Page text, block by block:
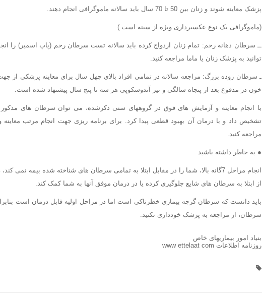
پزشک معاینه شوند و زنان بین 50 تا 70 سال باید سالانه ماموگرافی انجام دهند.
(ماموگرافی یک نوع عکسبرداری ویژه از سینه است.)
ــ سرطان دهانه رحم: تمام زنان ازدواج کرده باید سالانه تست سرطان رحم (پاپ اسمیر) را
توانید به پزشک زنان یا ماما مراجعه کنید.
ـ سرطان روده بزرگ: مراجعه سالانه در تمامی افراد بالای چهل سال برای معاینه پزشکی از
خون در مدفوع بعد از پنجاه سالگی و نیز آندوسکوپی هر سه تا پنج سال پیشنهاد شده است.
با انجام معاینه و آزمایش های فوق در گروههای سنی ذکرشده، می توان سرطان های مذکور
تشخیص داد و با درمان آن بهبود قطعی پیدا کرد. برای برنامه ریزی جهت انجام مرتب
مراجعه کنید.
● به خاطر داشته باشید
انجام مراحل 7گانه بالا، شما را در مقابل ابتلا به تمامی سرطان های شناخته شده بیمه نمی
از ابتلا به سرطان های شایع جلوگیری کرده یا در درمان موفق آنها به شما کمک کند.
باید دانست که سرطان گرچه بیماری خطرناکی است اما در مراحل اولیه قابل درمان است
سرطان، از مراجعه به پزشک خودداری نکنید.
بنیاد امور بیماریهای خاص
روزنامه اطلاعات www ettelaat com